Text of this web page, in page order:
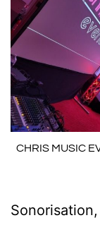
CHRIS MUSIC